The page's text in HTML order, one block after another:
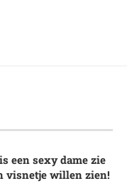
een sexy dame zie
visnetje willen zien!